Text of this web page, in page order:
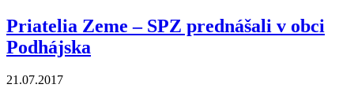
Priatelia Zeme – SPZ prednášali v obci
Podhájska
21.07.2017